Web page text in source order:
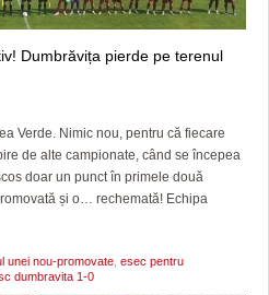
Dumbrăvița pierde pe terenul
Verde. Nimic nou, pentru că fiecare
de alte campionate, când se începea
doar un punct în primele două
și o… rechemată! Echipa
unei nou-promovate esec pentru
dumbravita 1-0